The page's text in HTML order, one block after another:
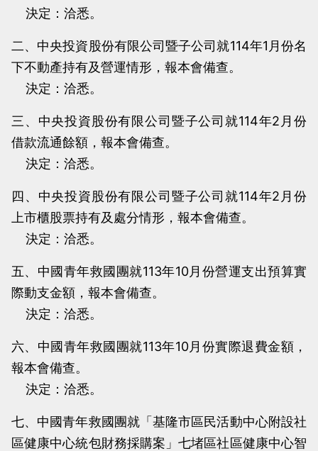
決定：洽悉。
二、中央投資股份有限公司暨子公司就114年1月份名
下不動產持有及營運情形，報本會備查。
決定：洽悉。
三、中央投資股份有限公司暨子公司就114年2月份
借款流通餘額，報本會備查。
決定：洽悉。
四、中央投資股份有限公司暨子公司就114年2月份
上市櫃股票持有及處分情形，報本會備查。
決定：洽悉。
五、中國青年救國團就113年10月份營運支出預算實
際動支金額，報本會備查。
決定：洽悉。
六、中國青年救國團就113年10月份實際退費金額，
報本會備查。
決定：洽悉。
七、中國青年救國團就「基隆市區民活動中心附設社
區健康中心統包財務採購案」七堵區社區健康中心智